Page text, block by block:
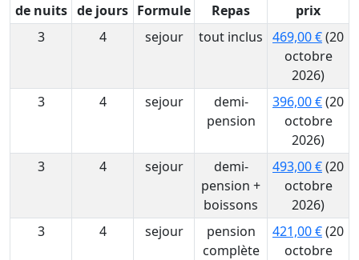
de nuits de jours Formule Repas
prix
3
4 sejour tout inclus 469,00 €(20
octobre
2026)
3
4 sejour
demi-
pension
396,00 €(20
octobre
2026)
3
4 sejour
demi-
pension +
boissons
493,00 €(20
octobre
2026)
3
4 sejour
pension
complète
421,00 €(20
octobre